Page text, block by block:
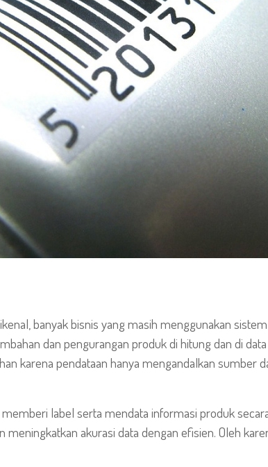
banyak bisnis yang masih menggunakan
dan pengurangan produk di hitung dan di
karena pendataan hanya mengandalkan sumber
label serta mendata informasi produk
akurasi data dengan efisien. Oleh